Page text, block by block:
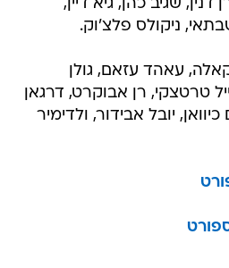
דנין, שגיב כהן, גיא דיין,
ניקולס פלצ'וק.
עאהד עזאם, גולן
טרטצקי, רן אבוקרט, דרגאן
יובל אבידור, ולדימיר